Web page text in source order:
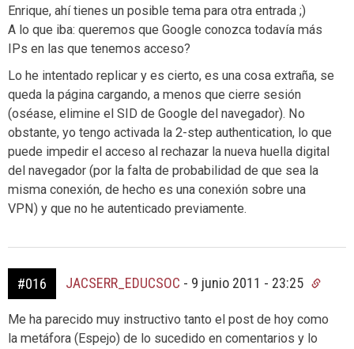
Enrique, ahí tienes un posible tema para otra entrada ;)
A lo que iba: queremos que Google conozca todavía más
IPs en las que tenemos acceso?
Lo he intentado replicar y es cierto, es una cosa extraña, se
queda la página cargando, a menos que cierre sesión
(oséase, elimine el SID de Google del navegador). No
obstante, yo tengo activada la 2-step authentication, lo que
puede impedir el acceso al rechazar la nueva huella digital
del navegador (por la falta de probabilidad de que sea la
misma conexión, de hecho es una conexión sobre una
VPN) y que no he autenticado previamente.
#016 JACSERR_EDUCSOC - 9 junio 2011 - 23:25
Me ha parecido muy instructivo tanto el post de hoy como
la metáfora (Espejo) de lo sucedido en comentarios y lo